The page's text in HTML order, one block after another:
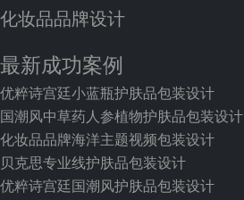
化妆品品牌设计
最新成功案例
优粹诗宫廷小蓝瓶护肤品包装设计
国潮风中草药人参植物护肤品包装设计
化妆品品牌海洋主题视频包装设计
贝克思专业线护肤品包装设计
优粹诗宫廷国潮风护肤品包装设计